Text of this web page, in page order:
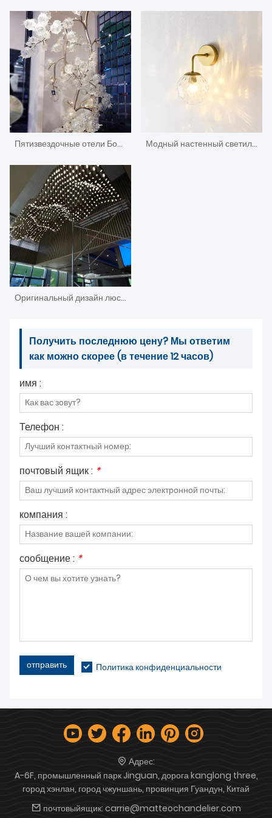
Пятизвездочные отели Большие изготовленные на заказ фруктовые деревья из дутого муранского стекла Модный настенный светильник и 15-летняя лампа
Оригинальный дизайн люстры в скандинавском стиле от художника
Получить последнюю цену? Мы ответим
как можно скорее (в течение 12 часов)
имя :
Телефон :
почтовый ящик : *
компания :
сообщение : *
отправить Политика конфиденциальности
Адрес:
A-6F, промышленный парк Jinguan, дорога kanglong three,
город хэнлан, город чжуншань, провинция Гуандун, Китай
почтовыйящик: carrie@matteochandelier.com